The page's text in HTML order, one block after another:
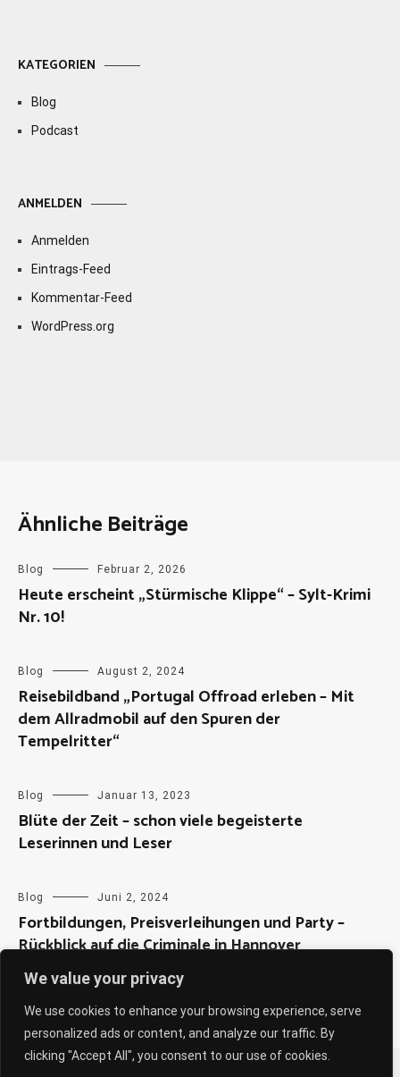
We value your privacy
We use cookies to enhance your browsing experience, serve
personalized ads or content, and analyze our traffic. By
clicking "Accept All", you consent to our use of cookies.
KATEGORIEN
Blog
Podcast
ANMELDEN
Anmelden
Eintrags-Feed
Kommentar-Feed
WordPress.org
Ähnliche Beiträge
Blog Februar 2, 2026
Heute erscheint „Stürmische Klippe“ – Sylt-Krimi
Nr. 10!
Blog August 2, 2024
Reisebildband „Portugal Offroad erleben – Mit
dem Allradmobil auf den Spuren der
Tempelritter“
Blog Januar 13, 2023
Blüte der Zeit – schon viele begeisterte
Leserinnen und Leser
Blog Juni 2, 2024
Fortbildungen, Preisverleihungen und Party –
Rückblick auf die Criminale in Hannover